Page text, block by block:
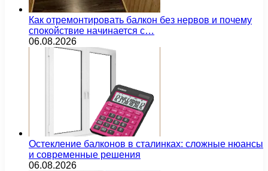
Как отремонтировать балкон без нервов и почему
спокойствие начинается с…
06.08.2026
Остекление балконов в сталинках: сложные нюансы
и современные решения
06.08.2026